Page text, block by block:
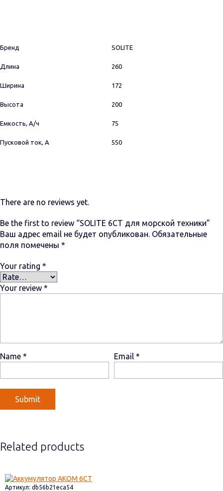
Бренд SOLITE
Длина 260
Ширина 172
Высота 200
Емкость, А/ч 75
Пусковой ток, А 550
There are no reviews yet.
Be the first to review “SOLITE 6СТ для морской техники”
Ваш адрес email не будет опубликован. Обязательные
поля помечены *
Your rating *
Your review *
Name * Email *
Related products
Артикул: db56b21eca54